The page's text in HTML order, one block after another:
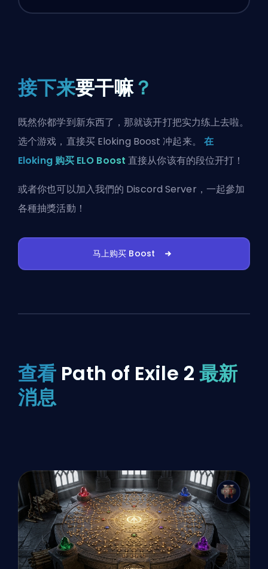
接下来要干嘛？
既然你都学到新东西了，那就该开打把实力练上去啦。
选个游戏，直接买 Eloking Boost 冲起来。 在
Eloking 购买 ELO Boost 直接从你该有的段位开打！
或者你也可以加入我們的 Discord Server ，一起參加
各種抽獎活動！
马上购买 Boost
查看 Path of Exile 2 最新
消息